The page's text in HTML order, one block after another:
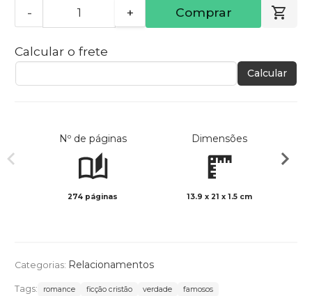
- + Comprar
Calcular o frete
Calcular
Nº de páginas
274 páginas
Dimensões
13.9 x 21 x 1.5 cm
Categorias: Relacionamentos
Tags: romance ficção cristão verdade famosos